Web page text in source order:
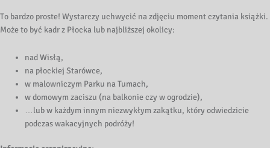
To bardzo proste! Wystarczy uchwycić na zdjęciu moment czytania książki.
Może to być kadr z Płocka lub najbliższej okolicy:
nad Wisłą,
na płockiej Starówce,
w malowniczym Parku na Tumach,
w domowym zaciszu (na balkonie czy w ogrodzie),
…lub w każdym innym niezwykłym zakątku, który odwiedzicie
podczas wakacyjnych podróży!